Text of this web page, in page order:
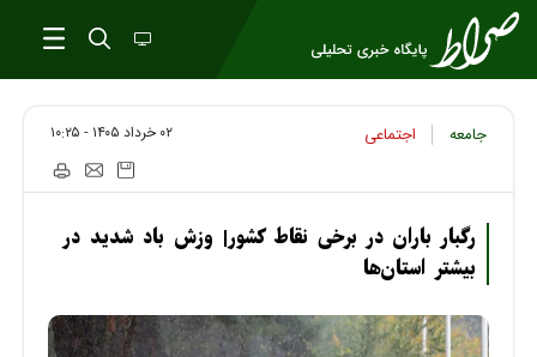
جامعه اجتماعی ۰۲ خرداد ۱۴۰۵ - ۱۰:۲۵
رگبار باران در برخی نقاط کشور| وزش باد شدید در
بیشتر استان‌ها